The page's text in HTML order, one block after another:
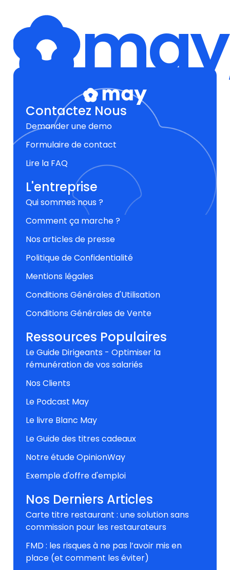
Contactez Nous
Demander une demo
Formulaire de contact
Lire la FAQ
L'entreprise
Qui sommes nous ?
Comment ça marche ?
Nos articles de presse
Politique de Confidentialité
Mentions légales
Conditions Générales d'Utilisation
Conditions Générales de Vente
Ressources Populaires
Le Guide Dirigeants - Optimiser la
rémunération de vos salariés
Nos Clients
Le Podcast May
Le livre Blanc May
Le Guide des titres cadeaux
Notre étude OpinionWay
Exemple d'offre d'emploi
Nos Derniers Articles
Carte titre restaurant : une solution sans
commission pour les restaurateurs
FMD : les risques à ne pas l’avoir mis en
place (et comment les éviter)